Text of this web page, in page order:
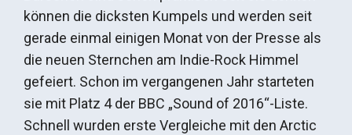
können die dicksten Kumpels und werden seit
gerade einmal einigen Monat von der Presse als
die neuen Sternchen am Indie-Rock Himmel
gefeiert. Schon im vergangenen Jahr starteten
sie mit Platz 4 der BBC „Sound of 2016“-Liste.
Schnell wurden erste Vergleiche mit den Arctic